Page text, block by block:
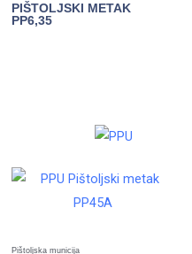
PIŠTOLJSKI METAK
PP6,35
Pištoljska municija